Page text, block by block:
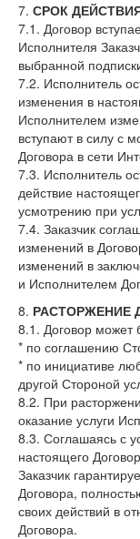
7. СРОК
7.1. Договор
Исполнителя
выбранной
7.2. Исполнитель
изменения в
Исполнителем
вступают в силу с
Договора в сети
7.3. Исполнитель
действие
усмотрению при
7.4. Заказчик
изменений в
изменений в
и Исполнителем
8. РАСТОРЖЕНИЕ
8.1. Договор может
* по соглашению
* по инициативе
другой Стороной
8.2. При
оказание услуги
8.3. Соглашаясь с
настоящего
Заказчик
Договора,
своих действий в
Договора.